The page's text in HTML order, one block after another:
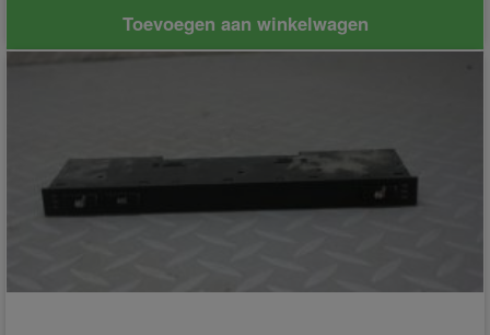
Toevoegen aan winkelwagen